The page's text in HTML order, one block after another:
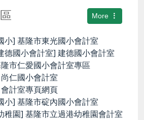
More
小] 基隆市東光國小會計室
德國小會計室] 建德國小會計室
市仁愛國小會計室專區
仁國小會計室
計室專頁網頁
小] 基隆市碇內國小會計室
稚園] 基隆市立過港幼稚園會計室